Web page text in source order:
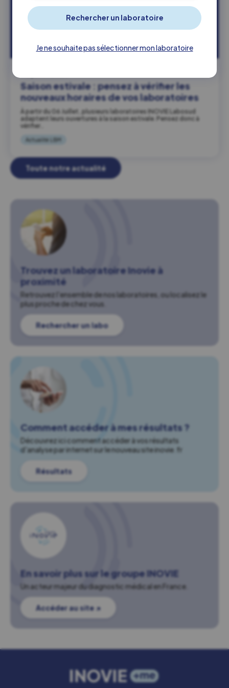
Je ne souhaite pas sélectionner mon laboratoire
Saison estivale : pensez à vérifier les
nouveaux horaires de vos laboratoires
À partir du 06 Juillet, plusieurs laboratoires INOVIE Labosud
adaptent leurs ouvertures à la saison estivale. Pensez donc à
vérifier…
Actualité LBM
Toute notre actualité
Trouvez un laboratoire Inovie à
proximité
Retrouvez l'ensemble de nos laboratoires, ou localisez le
plus proche de chez vous.
Rechercher un labo
Comment accéder à mes résultats ?
Découvrez ici comment accéder à vos résultats
d'analyse par internet sur le nouveau site inovie.fr
Résultats
En savoir plus sur le groupe INOVIE
Un acteur majeur du diagnostic médical en France.
Accéder au site ↗